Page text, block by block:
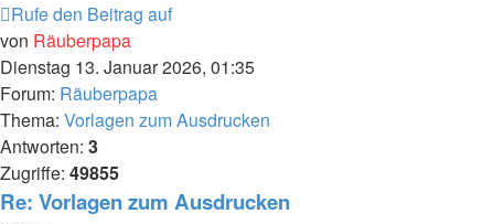
Rufe den Beitrag auf
von Räuberpapa
Dienstag 13. Januar 2026, 01:35
Forum: Räuberpapa
Thema: Vorlagen zum Ausdrucken
Antworten: 3
Zugriffe: 49855
Re: Vorlagen zum Ausdrucken